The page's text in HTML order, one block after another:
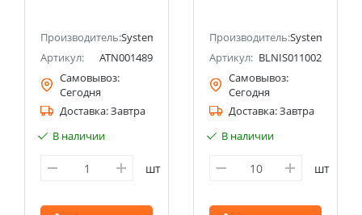
(ранее Schneider Electric)
Производитель:Systeme Electric (ранее Schneider Electric)
Артикул:
ATN001489
Самовывоз:
Сегодня
Доставка:Завтра
В наличии
шт
Производитель:Systeme
Артикул: BLNIS011002
Самовывоз:
Сегодня
Доставка:Завтра
В наличии
шт